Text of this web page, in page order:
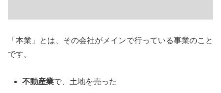
「本業」とは、その会社がメインで行っている事業のこと
です。
不動産業で、土地を売った